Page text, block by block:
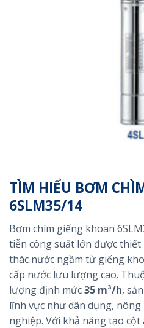
TÌM HIỂU BƠM
6SLM35/14
Bơm chìm giếng khoan
tiễn công suất lớn được thiết
thác nước ngầm từ giếng
cấp nước lưu lượng cao.
lượng định mức35 m³/h,
lĩnh vực như dân dụng,
nghiệp. Với khả năng tạo